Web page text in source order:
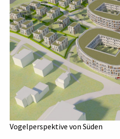
Vogelperspektive von Süden